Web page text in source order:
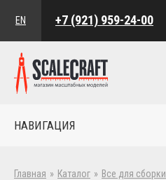
EN +7 (921) 959-24-00
НАВИГАЦИЯ
Главная » Каталог » Все для сборки